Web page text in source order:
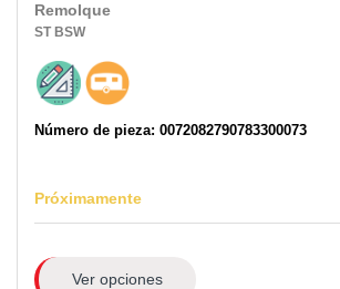
Remolque
ST BSW
Número de pieza: 0072082790783300073
Próximamente
Ver opciones